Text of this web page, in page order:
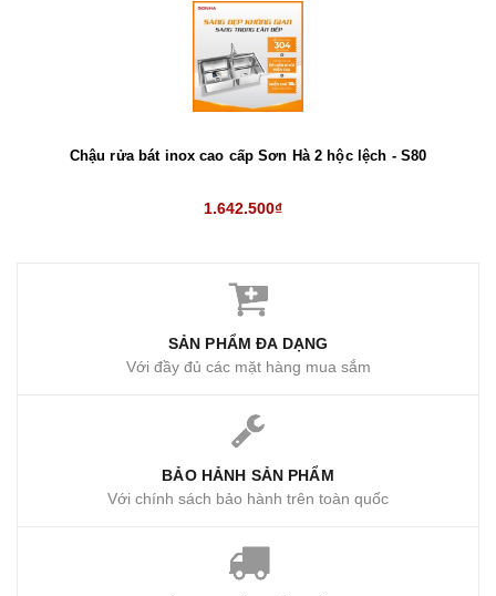
Chậu rửa bát inox cao cấp Sơn Hà 2 hộc lệch - S80
1.642.500₫
SẢN PHẨM ĐA DẠNG
Với đầy đủ các mặt hàng mua sắm
BẢO HẢNH SẢN PHẨM
Với chính sách bảo hành trên toàn quốc